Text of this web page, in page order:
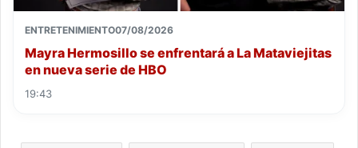
ENTRETENIMIENTO07/08/2026
Mayra Hermosillo se enfrentará a La Mataviejitas
en nueva serie de HBO
19:43